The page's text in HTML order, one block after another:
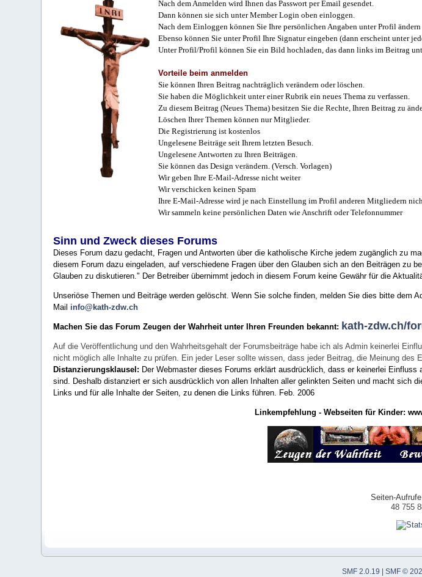
Nach dem Anmelden wird Ihnen das Passwort per Email gesendet.
Dann können sie sich unter Member Login oben einloggen.
Nach dem Einloggen können Sie Ihre persönlichen Angaben unter Profil
Ebenso können Sie unter Profil Ihre Signatur eingeben (dann erscheint unter
Unter Profil/Profil können Sie ein Bild hochladen, das dann links im Beitrag
Vorteile beim anmelden
Sie können Ihren Beitrag nachträglich verändern oder löschen.
Sie haben die Möglichkeit unter einer Rubrik ein neues Thema zu verfassen.
Zu diesem Beitrag (Neues Thema) besitzen Sie die Rechte, Ihren Beitrag zu
Löschen Ihrer Themen können nur Mitglieder.
Die Registrierung ist kostenlos
Ungelesene Beiträge seit Ihrem letzten Besuch.
Ungelesene Antworten zu Ihren Beiträgen.
Sie können das Design verändern. (Versch. Vorlagen)
Wir geben Ihre E-Mail-Adresse nicht weiter
Wir verschicken keinen Spam
Ihre E-Mail-Adresse wird je nach Einstellung im Profil anderen Mitgliedern
Wir sammeln keine persönlichen Daten wie Anschrift oder Telefonnummer
Sinn und Zweck dieses Forums
Dieses Forum dazu gedacht, Fragen und Antworten über die katholische Kirche jedem zugänglich zu
diesem Forum dazu eingeladen, auf verschiedene Fragen über den Glauben sich an den Beiträgen zu
Glauben zu diskutieren." Der Betreiber übernimmt jedoch in diesem Forum keine Gewähr für die
Unseriöse Themen und Beiträge werden gelöscht. Wenn Sie solche finden, melden Sie dies bitte dem
Mail info@kath-zdw.ch
Machen Sie das Forum Zeugen der Wahrheit unter Ihren Freunden bekannt: kath-zdw.ch/
Auf die Veröffentlichung und den Wahrheitsgehalt der Forumsbeiträge habe ich als Admin keinerlei
nicht möglich alle Inhalte zu prüfen. Ein jeder Leser sollte wissen, dass jeder Beitrag, die Meinung
Distanzierungsklausel: Der Webmaster dieses Forums erklärt ausdrücklich, dass er keinerlei
sind. Deshalb distanziert er sich ausdrücklich von allen Inhalten aller gelinkten Seiten und macht sich
Links und für alle Inhalte der Seiten, zu denen die Links führen. Feb. 2006
Linkempfehlung - Webseiten für Kinder:
Seiten-
48 755
SMF 2.0.19 SMF ©